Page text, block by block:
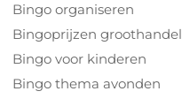
Bingo organiseren
Bingoprijzen groothandel
Bingo voor kinderen
Bingo thema avonden